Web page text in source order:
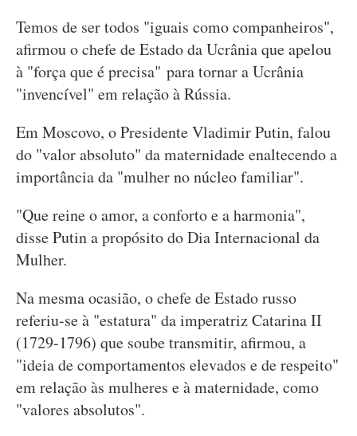
Temos de ser todos "iguais como companheiros",
afirmou o chefe de Estado da Ucrânia que apelou
à "força que é precisa" para tornar a Ucrânia
"invencível" em relação à Rússia.
Em Moscovo, o Presidente Vladimir Putin, falou
do "valor absoluto" da maternidade enaltecendo a
importância da "mulher no núcleo familiar".
"Que reine o amor, a conforto e a harmonia",
disse Putin a propósito do Dia Internacional da
Mulher.
Na mesma ocasião, o chefe de Estado russo
referiu-se à "estatura" da imperatriz Catarina II
(1729-1796) que soube transmitir, afirmou, a
"ideia de comportamentos elevados e de respeito"
em relação às mulheres e à maternidade, como
"valores absolutos".